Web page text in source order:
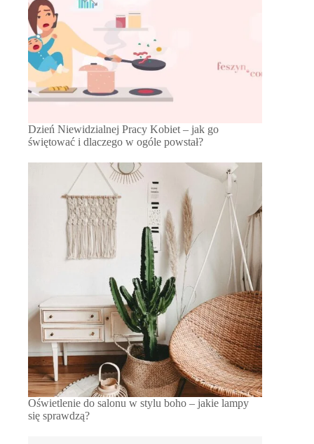
Dzień Niewidzialnej Pracy Kobiet – jak go
świętować i dlaczego w ogóle powstał?
Oświetlenie do salonu w stylu boho – jakie lampy
się sprawdzą?